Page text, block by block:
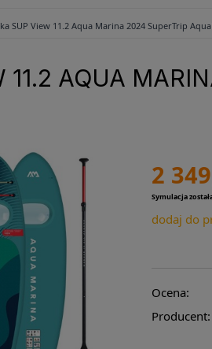
ODWIEDŹ NAS NA ŚLĄSKU!
SUP View 11.2 Aqua Marina 2024 SuperTrip
11.2 AQUA
2
Symulacja
dodaj do
Ocena:
Producent: